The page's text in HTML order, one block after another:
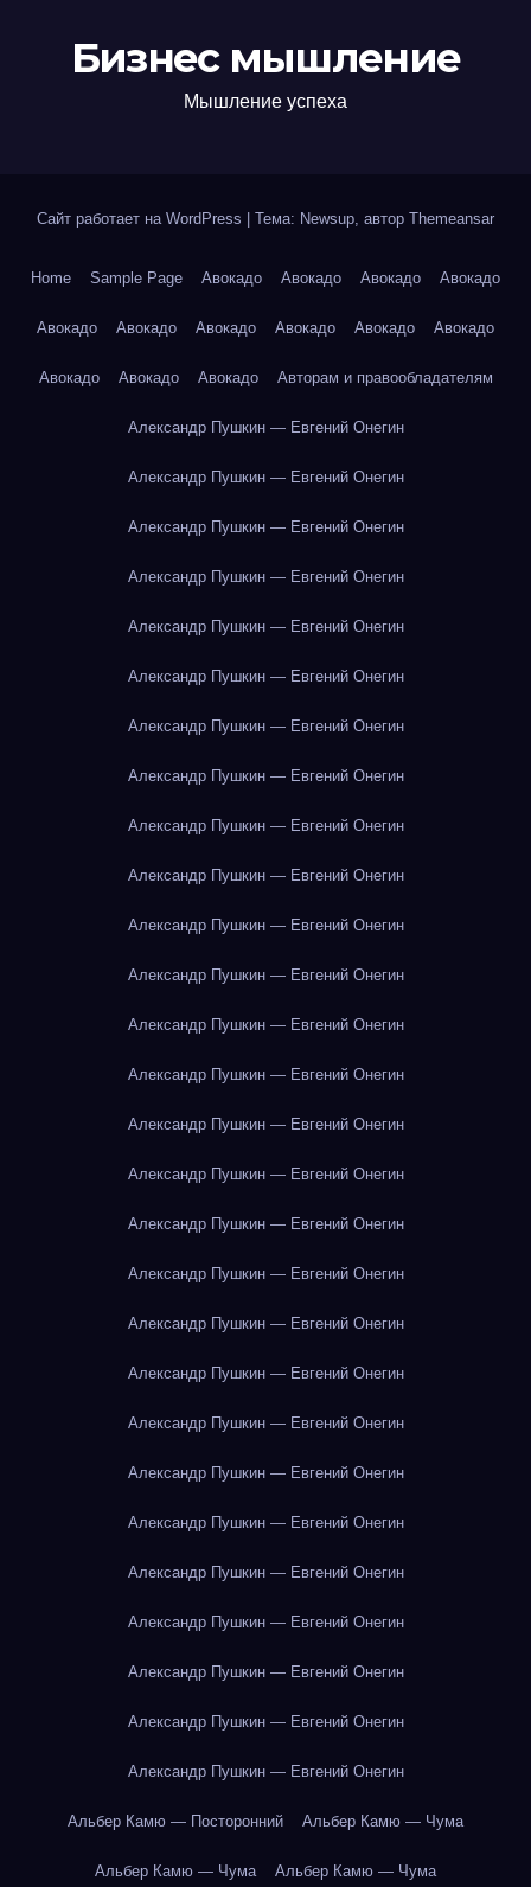
Бизнес мышление
Мышление успеха
Сайт работает на WordPress Тема: Newsup, автор Themeansar
Home Sample Page Авокадо Авокадо Авокадо Авокадо
Авокадо Авокадо Авокадо Авокадо Авокадо Авокадо
Авокадо Авокадо Авокадо Авторам и правообладателям
Александр Пушкин — Евгений Онегин
Александр Пушкин — Евгений Онегин
Александр Пушкин — Евгений Онегин
Александр Пушкин — Евгений Онегин
Александр Пушкин — Евгений Онегин
Александр Пушкин — Евгений Онегин
Александр Пушкин — Евгений Онегин
Александр Пушкин — Евгений Онегин
Александр Пушкин — Евгений Онегин
Александр Пушкин — Евгений Онегин
Александр Пушкин — Евгений Онегин
Александр Пушкин — Евгений Онегин
Александр Пушкин — Евгений Онегин
Александр Пушкин — Евгений Онегин
Александр Пушкин — Евгений Онегин
Александр Пушкин — Евгений Онегин
Александр Пушкин — Евгений Онегин
Александр Пушкин — Евгений Онегин
Александр Пушкин — Евгений Онегин
Александр Пушкин — Евгений Онегин
Александр Пушкин — Евгений Онегин
Александр Пушкин — Евгений Онегин
Александр Пушкин — Евгений Онегин
Александр Пушкин — Евгений Онегин
Александр Пушкин — Евгений Онегин
Александр Пушкин — Евгений Онегин
Александр Пушкин — Евгений Онегин
Александр Пушкин — Евгений Онегин
Альбер Камю — Посторонний Альбер Камю — Чума
Альбер Камю — Чума Альбер Камю — Чума